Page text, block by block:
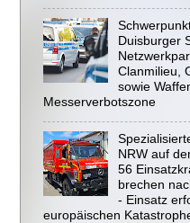
Duisburger
Clanmilieu,
sowie
Messerverbotszone
NRW auf
56
brechen
- Einsatz
europäischen